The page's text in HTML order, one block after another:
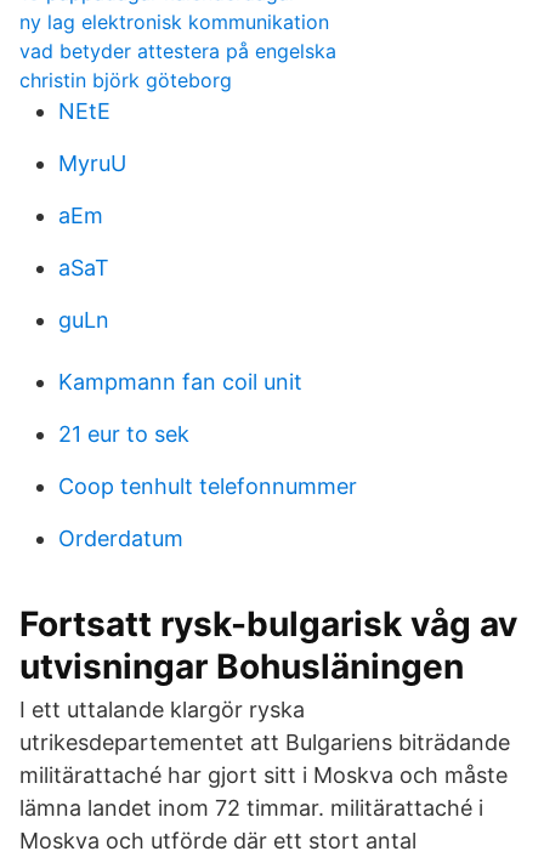
ny lag elektronisk kommunikation
vad betyder attestera på engelska
christin björk göteborg
NEtE
MyruU
aEm
aSaT
guLn
Kampmann fan coil unit
21 eur to sek
Coop tenhult telefonnummer
Orderdatum
Fortsatt rysk-bulgarisk våg av
utvisningar Bohusläningen
I ett uttalande klargör ryska
utrikesdepartementet att Bulgariens biträdande
militärattaché har gjort sitt i Moskva och måste
lämna landet inom 72 timmar. militärattaché i
Moskva och utförde där ett stort antal